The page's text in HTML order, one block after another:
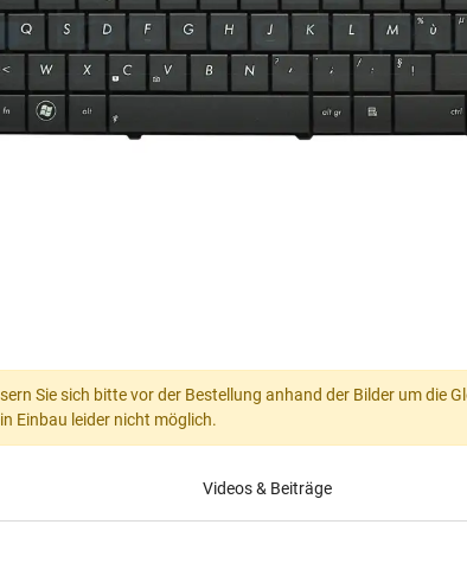
Sie sich bitte vor der Bestellung anhand der Bilder um die
Einbau leider nicht möglich.
Videos & Beiträge